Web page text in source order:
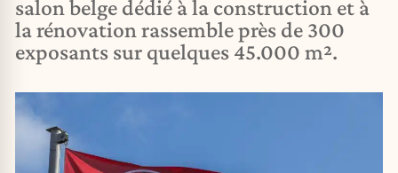
salon belge dédié à la construction et à
la rénovation rassemble près de 300
exposants sur quelques 45.000 m².